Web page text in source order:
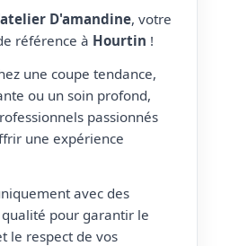
D'amandine, votre
référence à Hourtin !
une coupe tendance,
ou un soin profond,
passionnés
une expérience
avec des
pour garantir le
le respect de vos